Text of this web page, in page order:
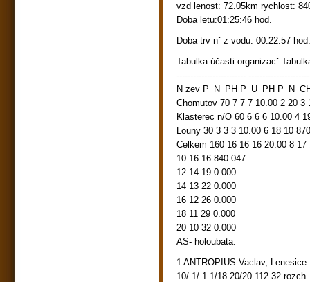
vzd lenost: 72.05km rychlost:
Doba letu:01:25:46 hod.
Doba trv nˇ z vodu: 00:22:57 hod.
Tabulka účasti organizacˇ
-------------------------
N zev P_N_PH P_U_PH
Chomutov 70 7 7 7 10.00 2 20 3
Klasterec n/O 60 6 6 6 10.00 4
Louny 30 3 3 3 10.00 6 18 10
Celkem 160 16 16 16 20.00 8 17
10 16 16 840.047
12 14 19 0.000
14 13 22 0.000
16 12 26 0.000
18 11 29 0.000
20 10 32 0.000
AS- holoubata.
1 ANTROPIUS Vaclav, Lenesice
10/ 1/ 1 1/18 20/20 112.32